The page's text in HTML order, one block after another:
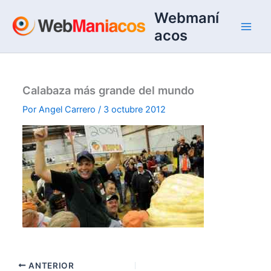
contenido
Webmaní
acos
Calabaza más grande del mundo
PorAngel Carrero/ 3 octubre 2012
ANTERIOR